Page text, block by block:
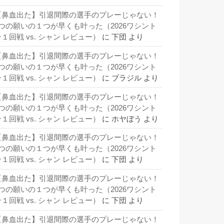
鼻血出た】引退間際の選手のプレーじゃない！
の願いの１つが早くも叶った（2026ワシント
１回戦 vs. シャン レビュー）
に 下団 より
鼻血出た】引退間際の選手のプレーじゃない！
の願いの１つが早くも叶った（2026ワシント
１回戦 vs. シャン レビュー）
に ブラジル より
鼻血出た】引退間際の選手のプレーじゃない！
の願いの１つが早くも叶った（2026ワシント
１回戦 vs. シャン レビュー）
に ホヤぼう より
鼻血出た】引退間際の選手のプレーじゃない！
の願いの１つが早くも叶った（2026ワシント
１回戦 vs. シャン レビュー）
に 下団 より
鼻血出た】引退間際の選手のプレーじゃない！
の願いの１つが早くも叶った（2026ワシント
１回戦 vs. シャン レビュー）
に 下団 より
鼻血出た】引退間際の選手のプレーじゃない！